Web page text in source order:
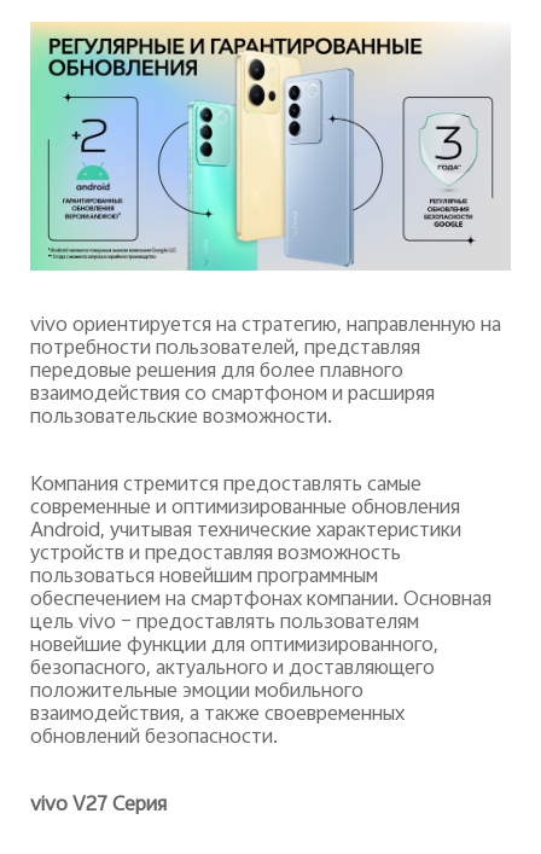
vivoориентируется на стратегию, направленную на
потребности пользователей, представляя
передовые решения для более плавного
взаимодействия со смартфоном и расширяя
пользовательские возможности.
Компания стремится предоставлять самые
современные и оптимизированные обновления
Android, учитывая технические характеристики
устройств и предоставляя возможность
пользоваться новейшим программным
обеспечением на смартфонах компании. Основная
цель vivo – предоставлять пользователям
новейшие функции для оптимизированного,
безопасного, актуального и доставляющего
положительные эмоции мобильного
взаимодействия, а также своевременных
обновлений безопасности.
vivoV27 Серия